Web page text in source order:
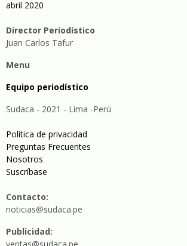
abril 2020
Director Periodístico
Juan Carlos Tafur
Menu
Equipo periodístico
Sudaca - 2021 - Lima -Perú
Política de privacidad
Preguntas Frecuentes
Nosotros
Suscríbase
Contacto:
noticias@sudaca.pe
Publicidad: